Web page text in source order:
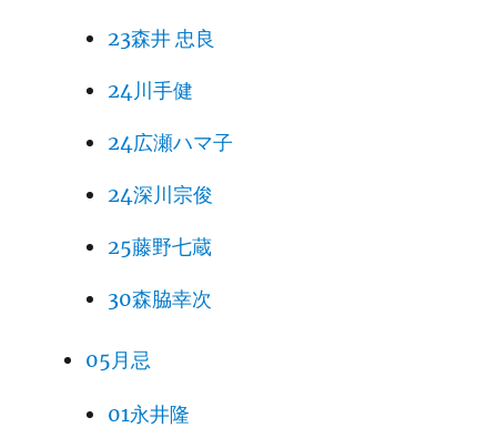
23森井 忠良
24川手健
24広瀬ハマ子
24深川宗俊
25藤野七蔵
30森脇幸次
05月忌
01永井隆